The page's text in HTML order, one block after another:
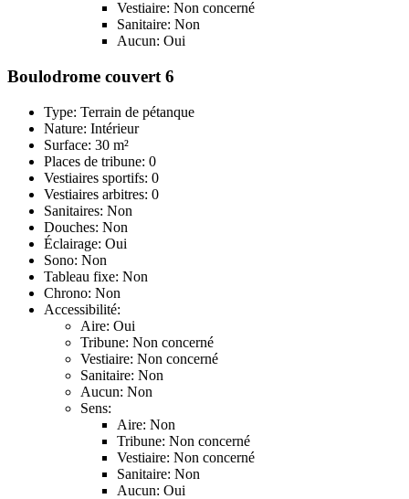
Vestiaire: Non concerné
Sanitaire: Non
Aucun: Oui
Boulodrome couvert 6
Type: Terrain de pétanque
Nature: Intérieur
Surface: 30 m²
Places de tribune: 0
Vestiaires sportifs: 0
Vestiaires arbitres: 0
Sanitaires: Non
Douches: Non
Éclairage: Oui
Sono: Non
Tableau fixe: Non
Chrono: Non
Accessibilité:
Aire: Oui
Tribune: Non concerné
Vestiaire: Non concerné
Sanitaire: Non
Aucun: Non
Sens:
Aire: Non
Tribune: Non concerné
Vestiaire: Non concerné
Sanitaire: Non
Aucun: Oui